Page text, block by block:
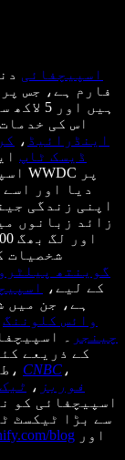
اسپیچفائی
ہیں
اس کی
اینڈرائیڈ ،
ڈیسک ٹاپ
WWDC پر
دیا اور
شخصیات
گوینتھ پیلٹرو
کے لیے،
ہے، جن میں
وائس کلوننگ
چینجر
۔
، CNBC ،
فوربز ،
اسپیچفائی کو
سے بڑا ٹیکسٹ
blog اور